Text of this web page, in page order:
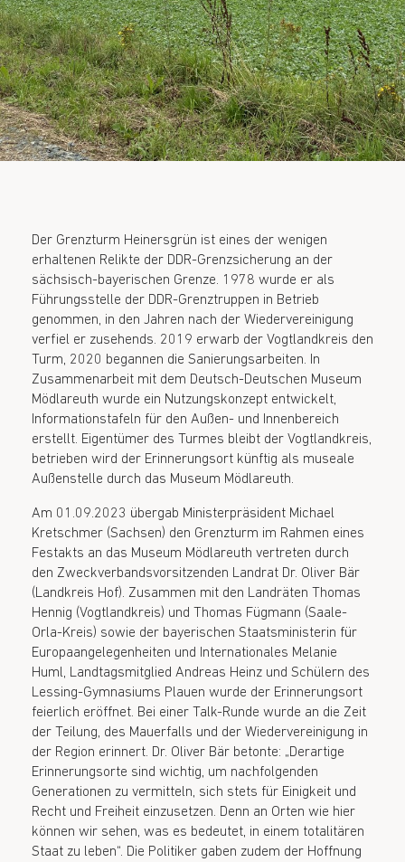
Der Grenzturm Heinersgrün ist eines der wenigen
erhaltenen Relikte der DDR-Grenzsicherung an der
sächsisch-bayerischen Grenze. 1978 wurde er als
Führungsstelle der DDR-Grenztruppen in Betrieb
genommen, in den Jahren nach der Wiedervereinigung
verfiel er zusehends. 2019 erwarb der Vogtlandkreis den
Turm, 2020 begannen die Sanierungsarbeiten. In
Zusammenarbeit mit dem Deutsch-Deutschen Museum
Mödlareuth wurde ein Nutzungskonzept entwickelt,
Informationstafeln für den Außen- und Innenbereich
erstellt. Eigentümer des Turmes bleibt der Vogtlandkreis,
betrieben wird der Erinnerungsort künftig als museale
Außenstelle durch das Museum Mödlareuth.
Am 01.09.2023 übergab Ministerpräsident Michael
Kretschmer (Sachsen) den Grenzturm im Rahmen eines
Festakts an das Museum Mödlareuth vertreten durch
den Zweckverbandsvorsitzenden Landrat Dr. Oliver Bär
(Landkreis Hof). Zusammen mit den Landräten Thomas
Hennig (Vogtlandkreis) und Thomas Fügmann (Saale-
Orla-Kreis) sowie der bayerischen Staatsministerin für
Europaangelegenheiten und Internationales Melanie
Huml, Landtagsmitglied Andreas Heinz und Schülern des
Lessing-Gymnasiums Plauen wurde der Erinnerungsort
feierlich eröffnet. Bei einer Talk-Runde wurde an die Zeit
der Teilung, des Mauerfalls und der Wiedervereinigung in
der Region erinnert. Dr. Oliver Bär betonte: „Derartige
Erinnerungsorte sind wichtig, um nachfolgenden
Generationen zu vermitteln, sich stets für Einigkeit und
Recht und Freiheit einzusetzen. Denn an Orten wie hier
können wir sehen, was es bedeutet, in einem totalitären
Staat zu leben“. Die Politiker gaben zudem der Hoffnung